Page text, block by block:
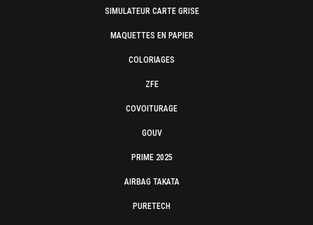
SIMULATEUR CARTE GRISE
MAQUETTES EN PAPIER
COLORIAGES
ZFE
COVOITURAGE
GOUV
PRIME 2025
AIRBAG TAKATA
PURETECH